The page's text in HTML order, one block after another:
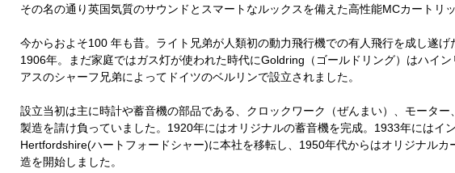
その名の通り英国気質のサウンドとスマートなルックスを備えた高性能MCカートリ
今からおよそ100 年も昔。ライト兄弟が人類初の動力飛行機での有人飛行を成し遂げ
1906年。まだ家庭ではガス灯が使われた時代にGoldring（ゴールドリング）はハイン
アスのシャーフ兄弟によってドイツのベルリンで設立されました。
設立当初は主に時計や蓄音機の部品である、クロックワーク（ぜんまい）、モーター
製造を請け負っていました。1920年にはオリジナルの蓄音機を完成。1933年にはイ
Hertfordshire(ハートフォードシャー)に本社を移転し、1950年代からはオリジナルカ
造を開始しました。